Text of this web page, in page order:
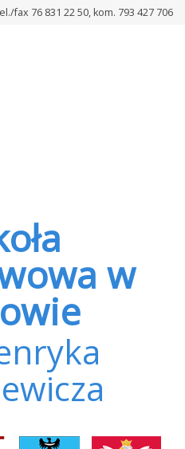
fax 76 831 22 50, kom. 793 427 706
w